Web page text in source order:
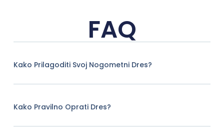
FAQ
Kako Prilagoditi Svoj Nogometni Dres?
Kako Pravilno Oprati Dres?